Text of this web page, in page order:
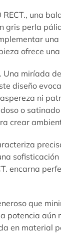
una
perla
ofrece
Una
diseño
ni
o
crear
encarna
que
potencia
en